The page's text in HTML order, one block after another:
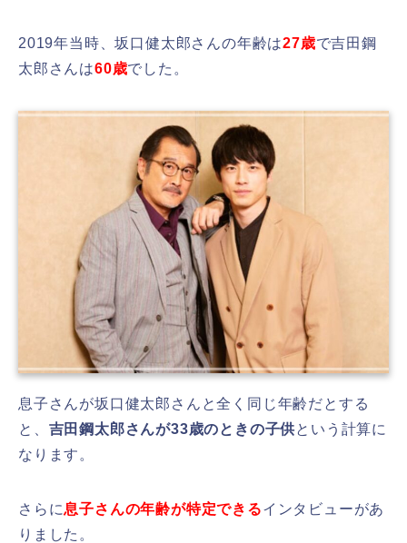
2019年当時、坂口健太郎さんの年齢は27歳で吉田鋼
太郎さんは60歳でした。
息子さんが坂口健太郎さんと全く同じ年齢だとする
と、 吉田鋼太郎さんが33歳のときの子供という計算に
なります。
さらに息子さんの年齢が特定できるインタビューがあ
りました。